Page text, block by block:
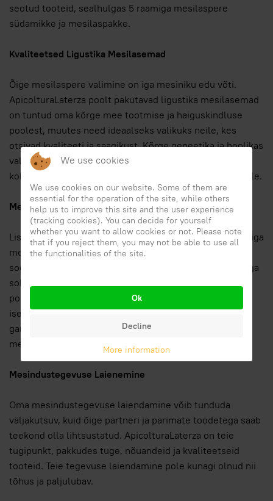
seotud tooteid, sealhulgas 5 raamiga mesilaspere
südamikke ja mesilaspakke.
Kvaliteetsed Ligustika Mesilasemad
Õige mesilaspere valimine on iga mesiniku edu võti.
ApicolturaLaterza poolt pakutavad ligustika mesilasemad
on tuntud oma kõrge mee tootmise ja haiguskindluse
poolest, muutes need ideaalseks valikuks neile, kes
otsivad kvaliteeti ja saagikust. Kõrge geneetika ja hoolikas
valik tagavad tugevad, produktiivsed mesilased, mis on
kohandatud erinevatele kliima- ja keskkonnatingimustele.
Mesilaspere Südamikud ja Mesilaspakid
Lisaks mesilasemadele pakub ApicolturaLaterza 5 raamiga
mesilaspere südamikke, mis on ideaalsed neile, kes
soovivad kiiresti alustada uut kolooniat. Mesilaspakid aga
sobivad suurepäraselt kiireks asendamiseks kaotatud
populatsioonidele või olemasolevates tarudes olevate
isendite arvu suurendamiseks. Mõlemad tooted on
garanteeritud kvaliteedi ja tervise osas, tagades teie
mesindustegevuse edu.
Mesindustegevuse Laienemine
Oma mesindustegevuse laiendamine võib tunduda
väljakutsuv, kuid õige partneri ja parimate toodetega saab
teekond olla lihtsustatud. ApicolturaLaterza on teie
tugipunkt, pakkudes tuge, nõuandeid ja kvaliteetseid
tooteid. Teie tegevuse laiendamine pole kunagi olnud nii
tõhus ja paljulubav.
We use cookies
We use cookies on our website. Some of them are
essential for the operation of the site, while others
help us to improve this site and the user experience
(tracking cookies). You can decide for yourself
whether you want to allow cookies or not. Please note
that if you reject them, you may not be able to use all
the functionalities of the site.
Ok
Decline
More information